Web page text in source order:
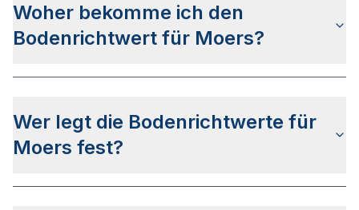
Woher bekomme ich den
Bodenrichtwert für Moers?
Stadtteilseiten. Alternativ können Sie bei BORIS
NRWnach Ihrer Adresse suchen bzw. beim
Stadt Moers anfragen.
Wer legt die Bodenrichtwerte für
Moers fest?